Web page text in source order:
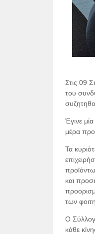
Στις 09
του
Έγινε
μέρα
Τα
και
των
Ο
κάθε